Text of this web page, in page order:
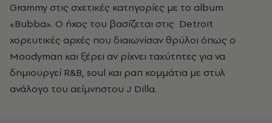
Grammy στις σχετικές κατηγορίες με το album
«Bubba». Ο ήχος του βασίζεται στις Detroit
χορευτικές αρχές που διαιωνίσαν θρύλοι όπως ο
Moodyman και ξέρει αν ρίχνει ταχύτητες για να
δημιουργεί R&B, soul και ραπ κομμάτια με στυλ
ανάλογο του αείμνηστου J Dilla.